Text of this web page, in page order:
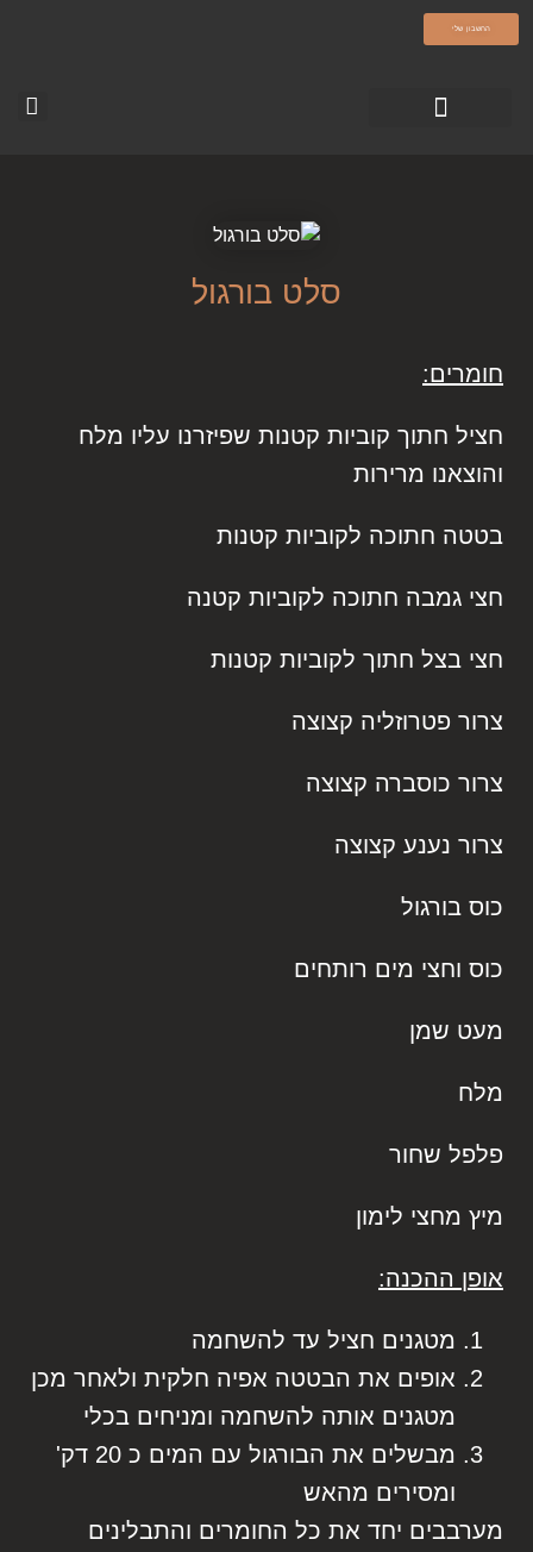
olamatokonline.com
החשבון שלי
סלט בורגול
חומרים:
חציל חתוך קוביות קטנות שפיזרנו עליו מלח
והוצאנו מרירות
בטטה חתוכה לקוביות קטנות
חצי גמבה חתוכה לקוביות קטנה
חצי בצל חתוך לקוביות קטנות
צרור פטרוזליה קצוצה
צרור כוסברה קצוצה
צרור נענע קצוצה
כוס בורגול
כוס וחצי מים רותחים
מעט שמן
מלח
פלפל שחור
מיץ מחצי לימון
אופן ההכנה:
מטגנים חציל עד להשחמה
אופים את הבטטה אפיה חלקית ולאחר מכן
מטגנים אותה להשחמה ומניחים בכלי
מבשלים את הבורגול עם המים כ 20 דק'
ומסירים מהאש
מערבבים יחד את כל החומרים והתבלינים